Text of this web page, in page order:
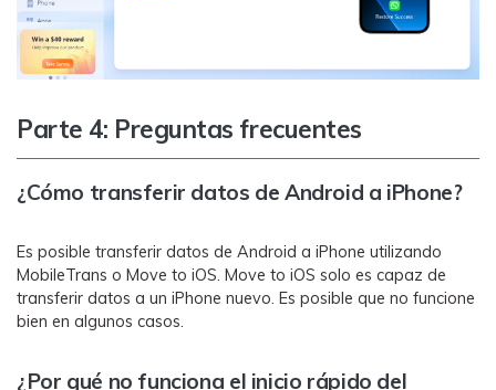
Parte 4: Preguntas frecuentes
¿Cómo transferir datos de Android a iPhone?
Es posible transferir datos de Android a iPhone utilizando
MobileTrans o Move to iOS. Move to iOS solo es capaz de
transferir datos a un iPhone nuevo. Es posible que no funcione
bien en algunos casos.
¿Por qué no funciona el inicio rápido del